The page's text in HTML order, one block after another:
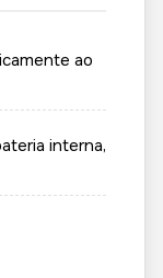
ao
interna,